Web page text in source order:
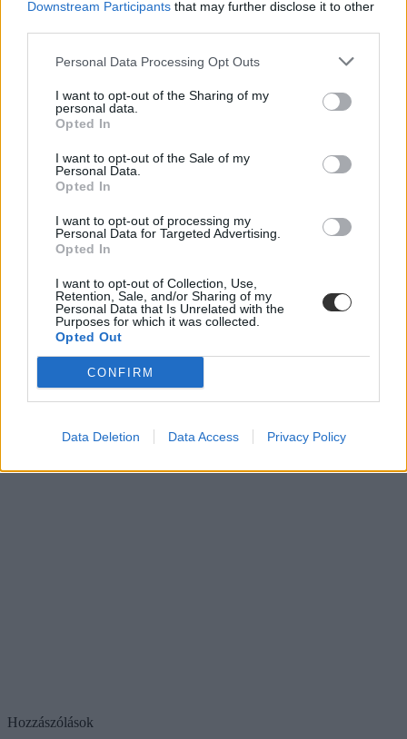
Downstream Participants that may further disclose it to other
Personal Data Processing Opt Outs
I want to opt-out of the Sharing of my
personal data.
Opted In
I want to opt-out of the Sale of my
Personal Data.
Opted In
I want to opt-out of processing my
Personal Data for Targeted Advertising.
Opted In
I want to opt-out of Collection, Use,
Retention, Sale, and/or Sharing of my
Personal Data that Is Unrelated with the
Purposes for which it was collected.
Opted Out
CONFIRM
Data Deletion Data Access Privacy Policy
Hozzászólások